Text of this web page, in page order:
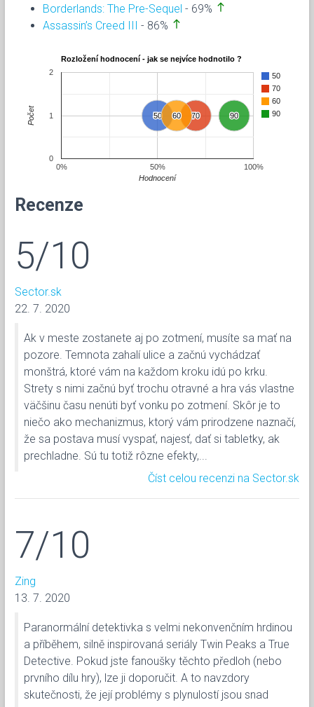
Borderlands: The Pre-Sequel - 69% north
Assassin’s Creed III - 86% north
Rozložení hodnocení - jak se nejvíce hodnotilo ?
50
70
60
90
50
50 70
70
60
60 90
90
0% 50% 100%
0
1
2
Hodnocení
Počet
Recenze
5/10
Sector.sk
22. 7. 2020
Ak v meste zostanete aj po zotmení, musíte sa mať na
pozore. Temnota zahalí ulice a začnú vychádzať
monštrá, ktoré vám na každom kroku idú po krku.
Strety s nimi začnú byť trochu otravné a hra vás vlastne
väčšinu času nenúti byť vonku po zotmení. Skôr je to
niečo ako mechanizmus, ktorý vám prirodzene naznačí,
že sa postava musí vyspať, najesť, dať si tabletky, ak
prechladne. Sú tu totiž rôzne efekty,...
Číst celou recenzi na Sector.sk
7/10
Zing
13. 7. 2020
Paranormální detektivka s velmi nekonvenčním hrdinou
a příběhem, silně inspirovaná seriály Twin Peaks a True
Detective. Pokud jste fanoušky těchto předloh (nebo
prvního dílu hry), lze ji doporučit. A to navzdory
skutečnosti, že její problémy s plynulostí jsou snad